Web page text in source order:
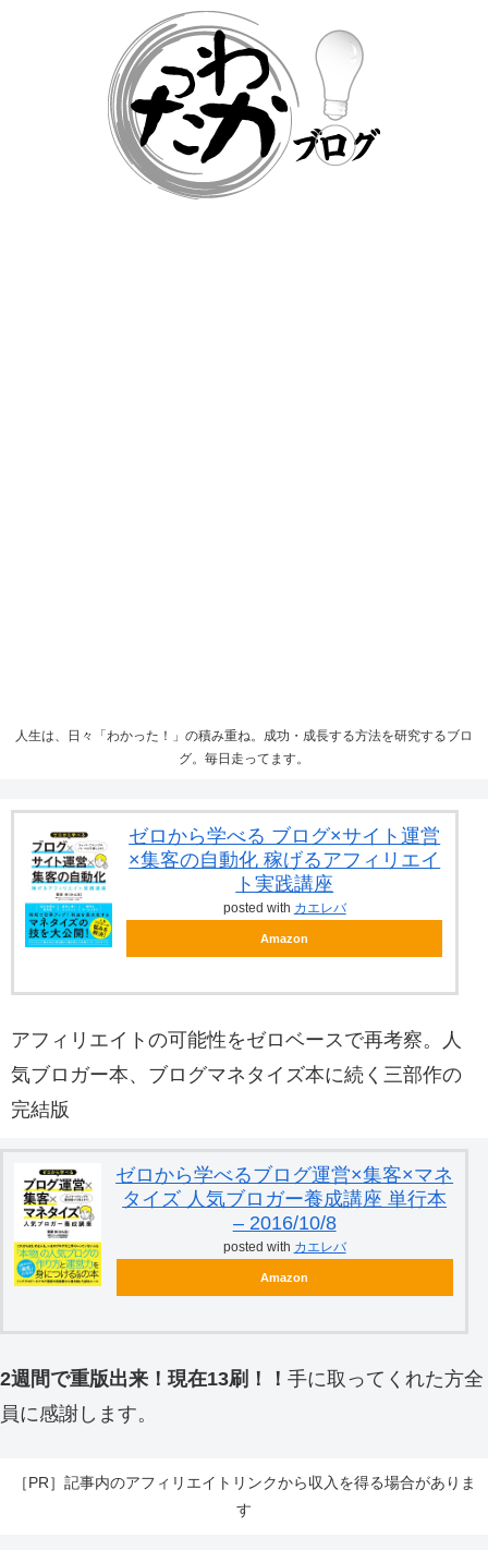
人生は、日々「わかった！」の積み重ね。成功・成長する方法を研究するブロ
グ。毎日走ってます。
ゼロから学べる ブログ×サイト運営
×集客の自動化 稼げるアフィリエイ
ト実践講座
posted with カエレバ
Amazon
アフィリエイトの可能性をゼロベースで再考察。人
気ブロガー本、ブログマネタイズ本に続く三部作の
完結版
ゼロから学べるブログ運営×集客×マネ
タイズ 人気ブロガー養成講座 単行本
– 2016/10/8
posted with カエレバ
Amazon
2週間で重版出来！現在13刷！！ 手に取ってくれた方全
員に感謝します。
［PR］記事内のアフィリエイトリンクから収入を得る場合がありま
す